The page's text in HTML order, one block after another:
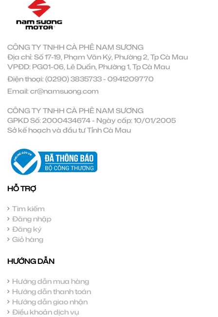
CÔNG TY TNHH CÀ PHÊ NAM SƯƠNG
Địa chỉ: Số 17-19, Phạm Văn Ký, Phường 2, Tp Cà Mau
VPĐD: PG01-06, Lê Duẩn, Phường 1, Tp Cà Mau
Điện thoại: (0290) 3835733- 0941209770
Email: cr@namsuong.com
CÔNG TY TNHH CÀ PHÊ NAM SƯƠNG
GPKD Số: 2000434674 - Ngày cấp: 10/01/2005
Sở kế hoạch và đầu tư Tỉnh Cà Mau
HỖ TRỢ
Tìm kiếm
Đăng nhập
Đăng ký
Giỏ hàng
HƯỚNG DẪN
Hướng dẫn mua hàng
Hướng dẫn thanh toán
Hướng dẫn giao nhận
Điều khoản dịch vụ